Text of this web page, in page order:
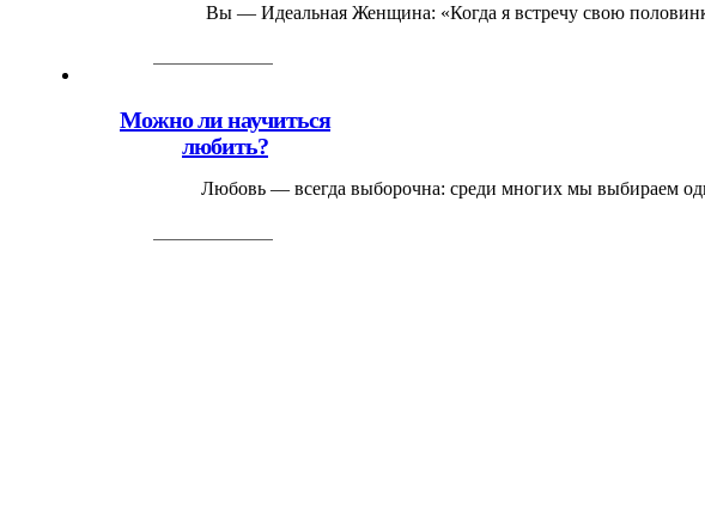
Вы — Идеальная Женщина: «Когда я встречу свою
Можно ли научиться
любить?
Любовь — всегда выборочна: среди многих мы выбираем